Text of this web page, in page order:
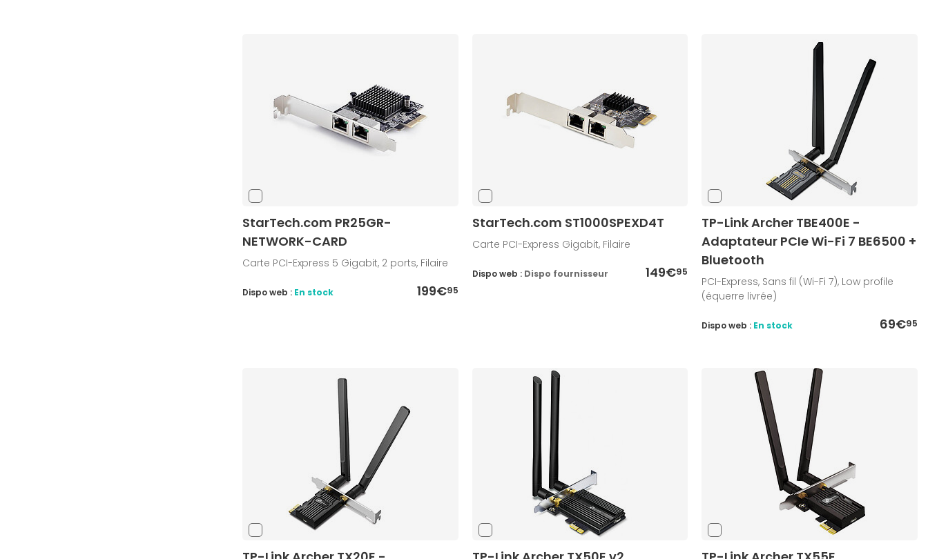
StarTech.com PR25GR-
NETWORK-CARD
Carte PCI-Express 5 Gigabit, 2 ports, Filaire
199€95
Dispo web : En stock
StarTech.com ST1000SPEXD4T
Carte PCI-Express Gigabit, Filaire
149€95
Dispo web : Dispo fournisseur
TP-Link Archer TBE400E -
Adaptateur PCIe Wi-Fi 7 BE6500 +
Bluetooth
PCI-Express, Sans fil (Wi-Fi 7), Low profile
(équerre livrée)
69€95
Dispo web : En stock